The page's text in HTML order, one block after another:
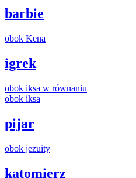
barbie
obok Kena
igrek
obok iksa w równaniu
obok iksa
pijar
obok jezuity
kątomierz